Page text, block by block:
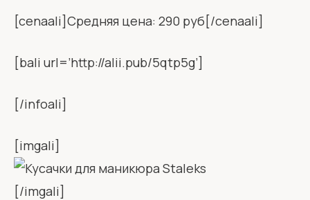
[cenaali]Средняя цена: 290 руб[/cenaali]
[bali url=’http://alii.pub/5qtp5g’]
[/infoali]
[imgali]
[/imgali]